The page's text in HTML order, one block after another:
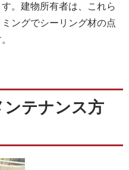
。建物所有者は、これら
ングでシーリング材の点
テナンス方